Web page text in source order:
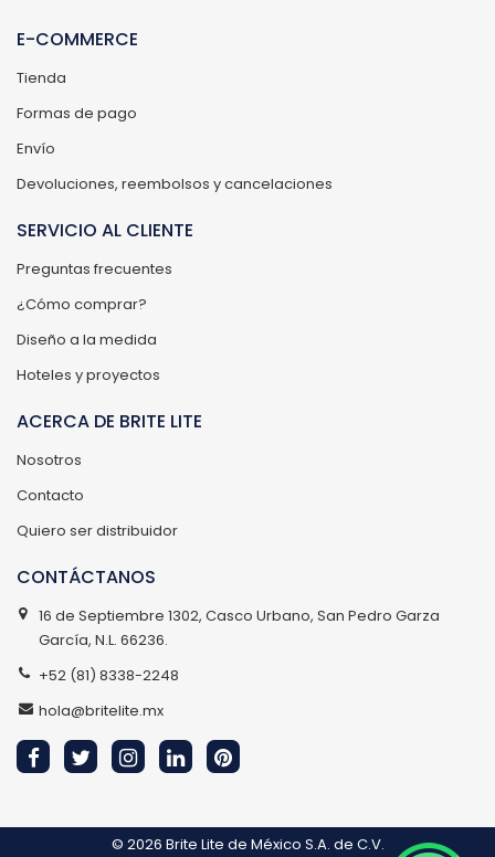
E-COMMERCE
Tienda
Formas de pago
Envío
Devoluciones, reembolsos y cancelaciones
SERVICIO AL CLIENTE
Preguntas frecuentes
¿Cómo comprar?
Diseño a la medida
Hoteles y proyectos
ACERCA DE BRITE LITE
Nosotros
Contacto
Quiero ser distribuidor
CONTÁCTANOS
16 de Septiembre 1302, Casco Urbano, San Pedro Garza
García, N.L. 66236.
+52 (81) 8338-2248
hola@britelite.mx
© 2026 Brite Lite de México S.A. de C.V.